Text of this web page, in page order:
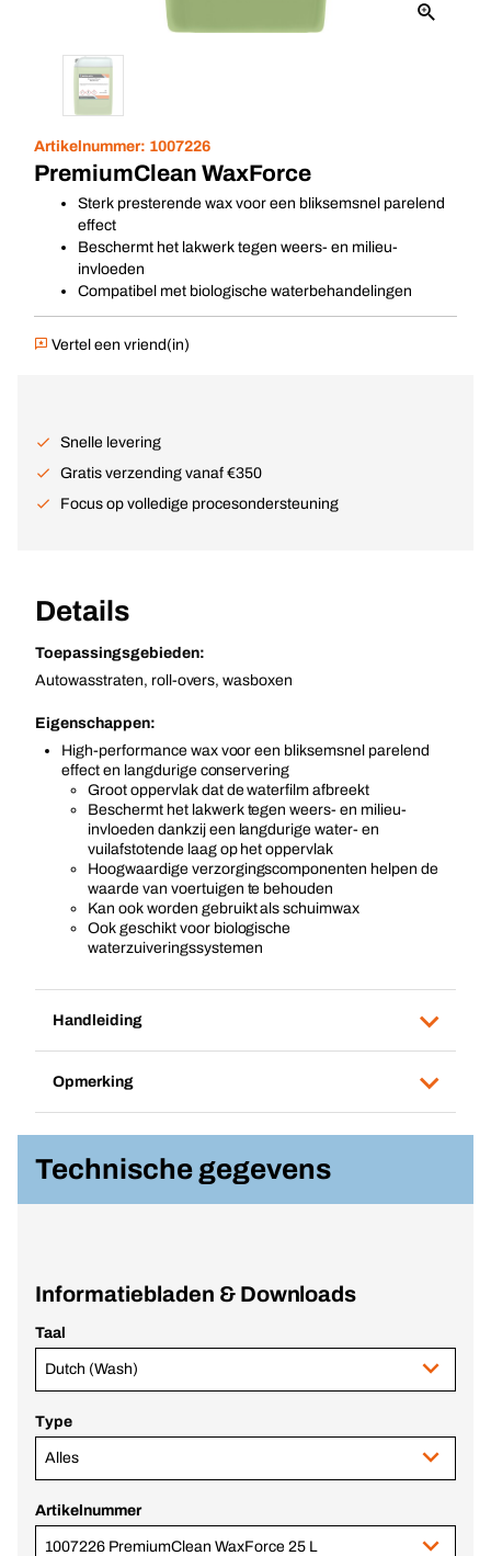
Artikelnummer: 1007226
PremiumClean WaxForce
Sterk presterende wax voor een bliksemsnel parelend
effect
Beschermt het lakwerk tegen weers- en milieu-
invloeden
Compatibel met biologische waterbehandelingen
Vertel een vriend(in)
Snelle levering
Gratis verzending vanaf €350
Focus op volledige procesondersteuning
Details
Toepassingsgebieden:
Autowasstraten, roll-overs, wasboxen
Eigenschappen:
High-performance wax voor een bliksemsnel parelend
effect en langdurige conservering
Groot oppervlak dat de waterfilm afbreekt
Beschermt het lakwerk tegen weers- en milieu-
invloeden dankzij een langdurige water- en
vuilafstotende laag op het oppervlak
Hoogwaardige verzorgingscomponenten helpen de
waarde van voertuigen te behouden
Kan ook worden gebruikt als schuimwax
Ook geschikt voor biologische
waterzuiveringssystemen
Handleiding
Opmerking
Technische gegevens
Informatiebladen & Downloads
Taal
Dutch (Wash)
Type
Alles
Artikelnummer
1007226 PremiumClean WaxForce 25 L